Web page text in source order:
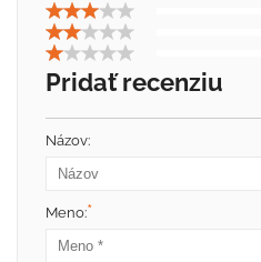
Pridať recenziu
Názov:
Meno:*